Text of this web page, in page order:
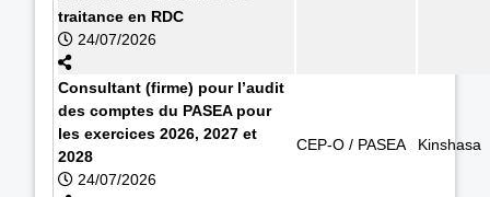
traitance en RDC
24/07/2026
Consultant (firme) pour l’audit
des comptes du PASEA pour
les exercices 2026, 2027 et
2028
24/07/2026
CEP-O / PASEA Kinshasa